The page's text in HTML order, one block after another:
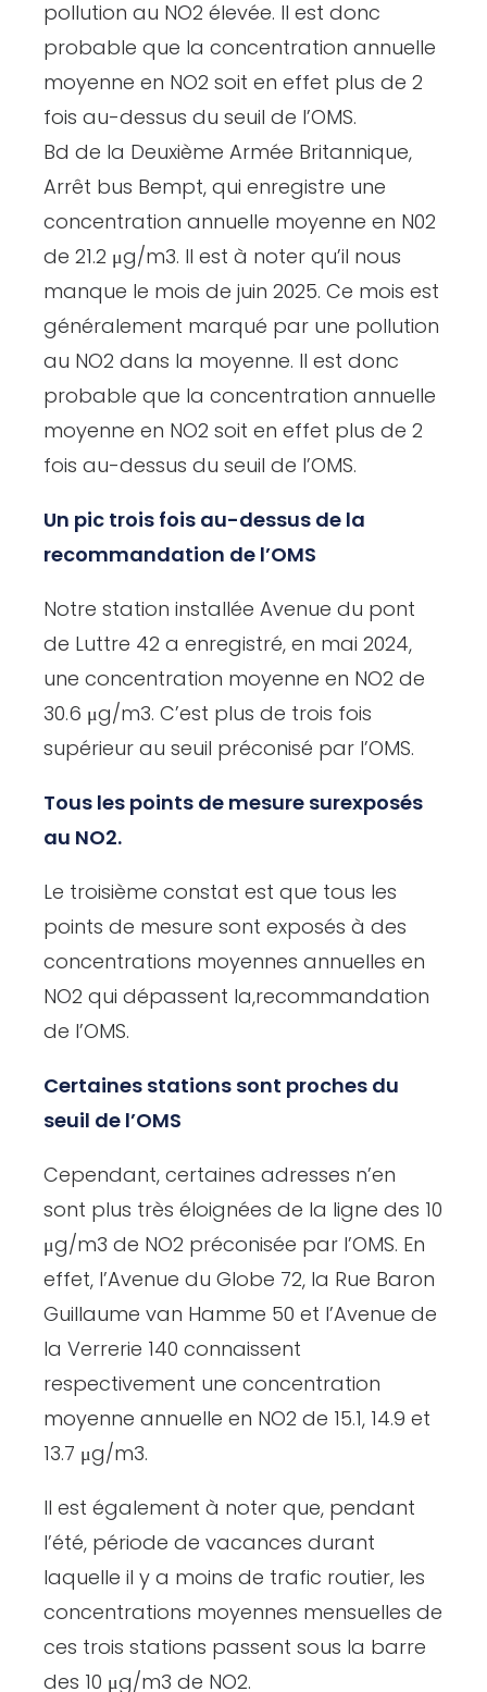
pollution au NO2 élevée. Il est donc
probable que la concentration annuelle
moyenne en NO2 soit en effet plus de 2
fois au-dessus du seuil de l’OMS.
Bd de la Deuxième Armée Britannique,
Arrêt bus Bempt, qui enregistre une
concentration annuelle moyenne en N02
de 21.2 μg/m3. Il est à noter qu’il nous
manque le mois de juin 2025. Ce mois est
généralement marqué par une pollution
au NO2 dans la moyenne. Il est donc
probable que la concentration annuelle
moyenne en NO2 soit en effet plus de 2
fois au-dessus du seuil de l’OMS.
Un pic trois fois au-dessus de la
recommandation de l’OMS
Notre station installée Avenue du pont
de Luttre 42 a enregistré, en mai 2024,
une concentration moyenne en NO2 de
30.6 μg/m3. C’est plus de trois fois
supérieur au seuil préconisé par l’OMS.
Tous les points de mesure surexposés
au NO2.
Le troisième constat est que tous les
points de mesure sont exposés à des
concentrations moyennes annuelles en
NO2 qui dépassent la,recommandation
de l’OMS.
Certaines stations sont proches du
seuil de l’OMS
Cependant, certaines adresses n’en
sont plus très éloignées de la ligne des 10
μg/m3 de NO2 préconisée par l’OMS. En
effet, l’Avenue du Globe 72, la Rue Baron
Guillaume van Hamme 50 et l’Avenue de
la Verrerie 140 connaissent
respectivement une concentration
moyenne annuelle en NO2 de 15.1, 14.9 et
13.7 μg/m3.
Il est également à noter que, pendant
l’été, période de vacances durant
laquelle il y a moins de trafic routier, les
concentrations moyennes mensuelles de
ces trois stations passent sous la barre
des 10 μg/m3 de NO2.